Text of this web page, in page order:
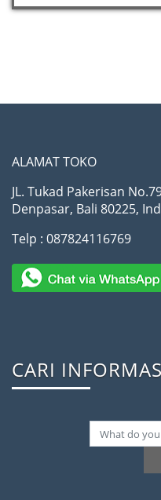
ALAMAT TOKO
JL. Tukad Pakerisan
Denpasar, Bali 80225,
Telp : 087824116769
CARI